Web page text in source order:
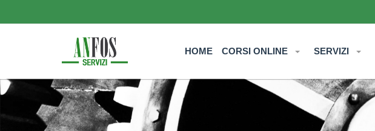
HOME CORSI ONLINE SERVIZI